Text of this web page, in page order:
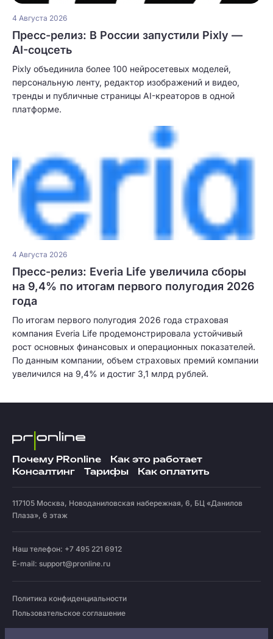
4 Августа 2026
Пресс-релиз: В России запустили Pixly —
AI-соцсеть
Pixly объединила более 100 нейросетевых моделей,
персональную ленту, редактор изображений и видео,
тренды и публичные страницы AI-креаторов в одной
платформе.
4 Августа 2026
Пресс-релиз: Everia Life увеличила сборы
на 9,4% по итогам первого полугодия 2026
года
По итогам первого полугодия 2026 года страховая
компания Everia Life продемонстрировала устойчивый
рост основных финансовых и операционных показателей.
По данным компании, объем страховых премий компании
увеличился на 9,4% и достиг 3,1 млрд рублей.
Почему PRonline
Как это работает
Консалтинг
Тарифы Как оплатить
117105 Москва, Новоданиловская набережная, 6, БЦ «Данилов
Плаза», 6 этаж
Наш телефон: +7 495 221 6912
E-mail: support@pronline.ru
Политика конфиденциальности
Пользовательское соглашение